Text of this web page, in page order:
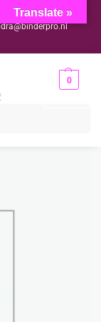
1-3 dagen geleverd
0
Translate »